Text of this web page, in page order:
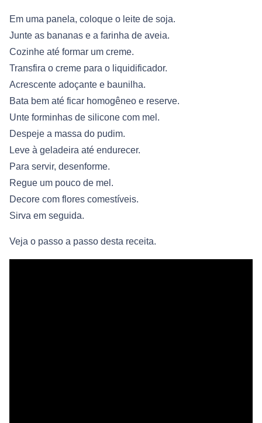
Em uma panela, coloque o leite de soja.
Junte as bananas e a farinha de aveia.
Cozinhe até formar um creme.
Transfira o creme para o liquidificador.
Acrescente adoçante e baunilha.
Bata bem até ficar homogêneo e reserve.
Unte forminhas de silicone com mel.
Despeje a massa do pudim.
Leve à geladeira até endurecer.
Para servir, desenforme.
Regue um pouco de mel.
Decore com flores comestíveis.
Sirva em seguida.
Veja o passo a passo desta receita.